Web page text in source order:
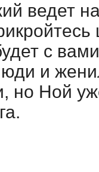
ведет
с
и
но Ной